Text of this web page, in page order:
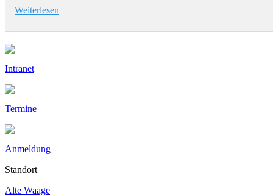
Weiterlesen
Intranet
Termine
Anmeldung
Standort
Alte Waage